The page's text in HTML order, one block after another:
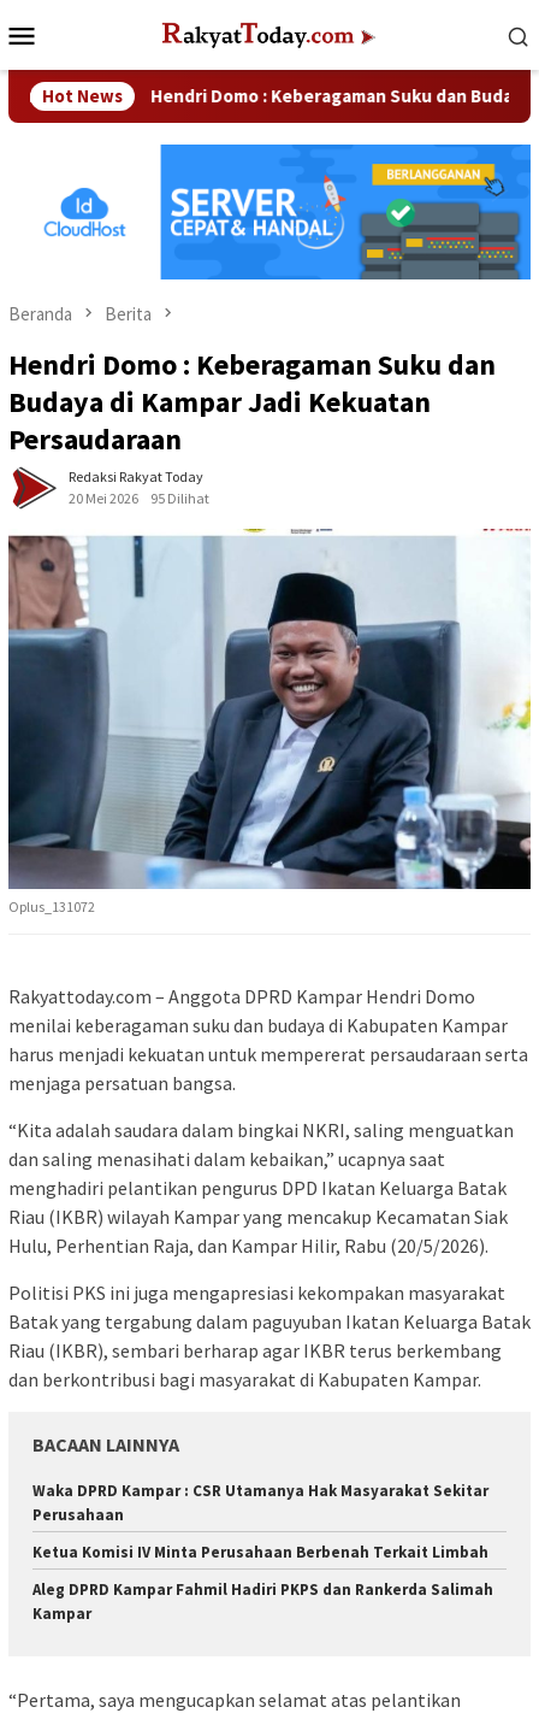
ke
Mobile
Hot News
Hendri Domo : Keberagaman Suku dan Budaya di
Beranda Berita
Hendri Domo : Keberagaman Suku dan
Budaya di Kampar Jadi Kekuatan
Persaudaraan
Redaksi Rakyat Today
20 Mei 2026
95 Dilihat
Oplus_131072
Rakyattoday.com – Anggota DPRD Kampar Hendri Domo
menilai keberagaman suku dan budaya di Kabupaten Kampar
harus menjadi kekuatan untuk mempererat persaudaraan serta
menjaga persatuan bangsa.
“Kita adalah saudara dalam bingkai NKRI, saling menguatkan
dan saling menasihati dalam kebaikan,” ucapnya saat
menghadiri pelantikan pengurus DPD Ikatan Keluarga Batak
Riau (IKBR) wilayah Kampar yang mencakup Kecamatan Siak
Hulu, Perhentian Raja, dan Kampar Hilir, Rabu (20/5/2026).
Politisi PKS ini juga mengapresiasi kekompakan masyarakat
Batak yang tergabung dalam paguyuban Ikatan Keluarga Batak
Riau (IKBR), sembari berharap agar IKBR terus berkembang
dan berkontribusi bagi masyarakat di Kabupaten Kampar.
BACAAN LAINNYA
Waka DPRD Kampar : CSR Utamanya Hak Masyarakat Sekitar
Perusahaan
Ketua Komisi IV Minta Perusahaan Berbenah Terkait Limbah
Aleg DPRD Kampar Fahmil Hadiri PKPS dan Rankerda Salimah
Kampar
“Pertama, saya mengucapkan selamat atas pelantikan